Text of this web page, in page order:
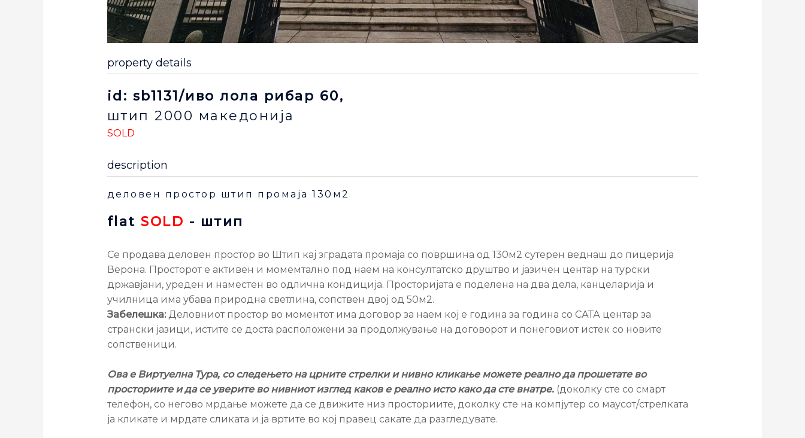
property details
id: sb1131/иво лола рибар 60,
штип 2000 македонија
SOLD
description
деловен простор штип промаја 130м2
flat SOLD - штип
Се продава деловен простор во Штип кај зградата промаја со површина од 130м2 сутерен веднаш до пицерија
Верона. Просторот е активен и момемтално под наем на консултатско друштво и јазичен центар на турски
државјани, уреден и наместен во одлична кондиција. Просторијата е поделена на два дела, канцеларија и
училница има убава природна светлина, сопствен двој од 50м2.
Забелешка: Деловниот простор во моментот има договор за наем кој е година за година со САТА центар за
странски јазици, истите се доста расположени за продолжување на договорот и понеговиот истек со новите
сопственици.
Ова е Виртуелна Тура, со следењето на црните стрелки и нивно кликање можете реално да прошетате во
просториите и да се уверите во нивниот изглед каков е реално исто како да сте внатре.(доколку сте со смарт
телефон, со негово мрдање можете да се движите низ просториите, доколку сте на компјутер со маусот/стрелката
ја кликате и мрдате сликата и ја вртите во кој правец сакате да разгледувате.